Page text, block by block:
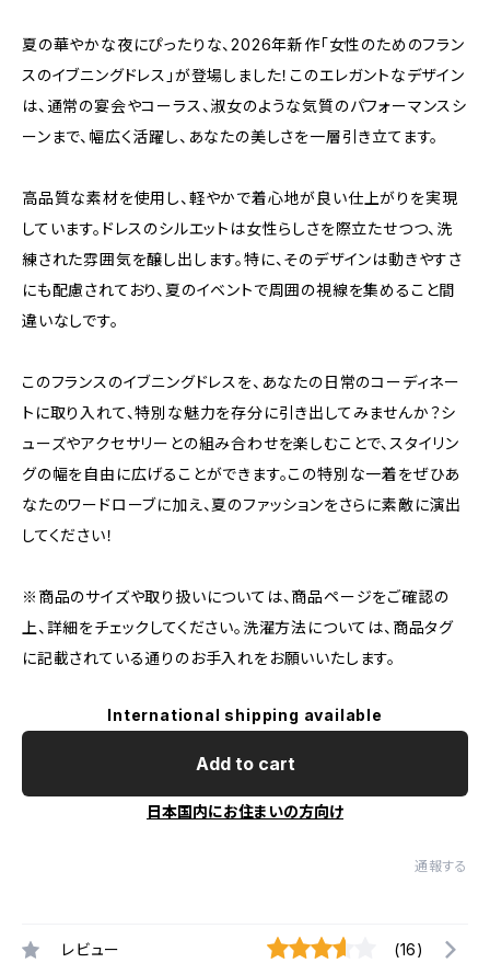
夏の華やかな夜にぴったりな、2026年新作「女性のためのフラン
スのイブニングドレス」が登場しました！このエレガントなデザイン
は、通常の宴会やコーラス、淑女のような気質のパフォーマンスシ
ーンまで、幅広く活躍し、あなたの美しさを一層引き立てます。
高品質な素材を使用し、軽やかで着心地が良い仕上がりを実現
しています。ドレスのシルエットは女性らしさを際立たせつつ、洗
練された雰囲気を醸し出します。特に、そのデザインは動きやすさ
にも配慮されており、夏のイベントで周囲の視線を集めること間
違いなしです。
このフランスのイブニングドレスを、あなたの日常のコーディネー
トに取り入れて、特別な魅力を存分に引き出してみませんか？シ
ューズやアクセサリーとの組み合わせを楽しむことで、スタイリン
グの幅を自由に広げることができます。この特別な一着をぜひあ
なたのワードローブに加え、夏のファッションをさらに素敵に演出
してください！
※商品のサイズや取り扱いについては、商品ページをご確認の
上、詳細をチェックしてください。洗濯方法については、商品タグ
に記載されている通りのお手入れをお願いいたします。
International shipping available
Add to cart
日本国内にお住まいの方向け
通報する
レビュー (16)